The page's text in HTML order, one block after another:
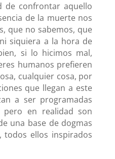
de confrontar aquello
de la muerte nos
que no sabemos, que
siquiera a la hora de
si lo hicimos mal,
humanos prefieren
cualquier cosa, por
que llegan a este
a ser programadas
pero en realidad son
una base de dogmas
todos ellos inspirados